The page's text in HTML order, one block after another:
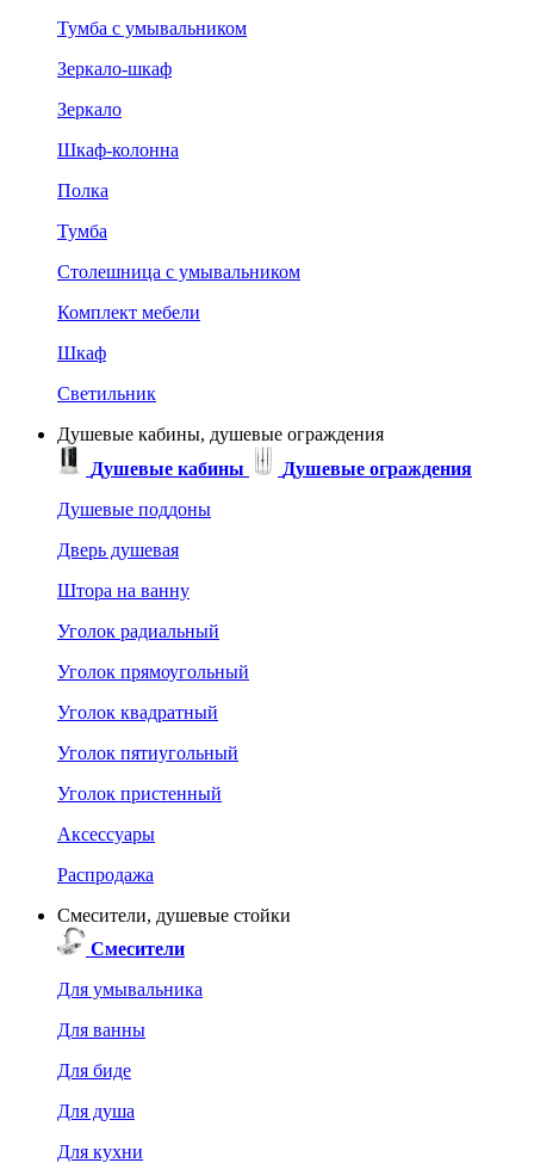
Тумба с умывальником
Зеркало-шкаф
Зеркало
Шкаф-колонна
Полка
Тумба
Столешница с умывальником
Комплект мебели
Шкаф
Светильник
Душевые кабины, душевые ограждения
Душевые кабины
Душевые ограждения
Душевые поддоны
Дверь душевая
Штора на ванну
Уголок радиальный
Уголок прямоугольный
Уголок квадратный
Уголок пятиугольный
Уголок пристенный
Аксессуары
Распродажа
Смесители, душевые стойки
Смесители
Для умывальника
Для ванны
Для биде
Для душа
Для кухни